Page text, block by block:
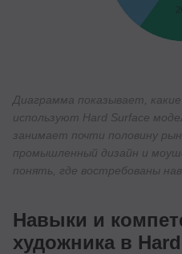
Диаграмма показывает,
используют Hard Surface
занимает почти половину
промышленный дизайн и
понять, где востребованы
Навыки и
художника в